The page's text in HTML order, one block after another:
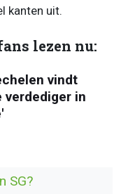
kanten uit.
lezen nu:
vindt
verdediger in
SG?